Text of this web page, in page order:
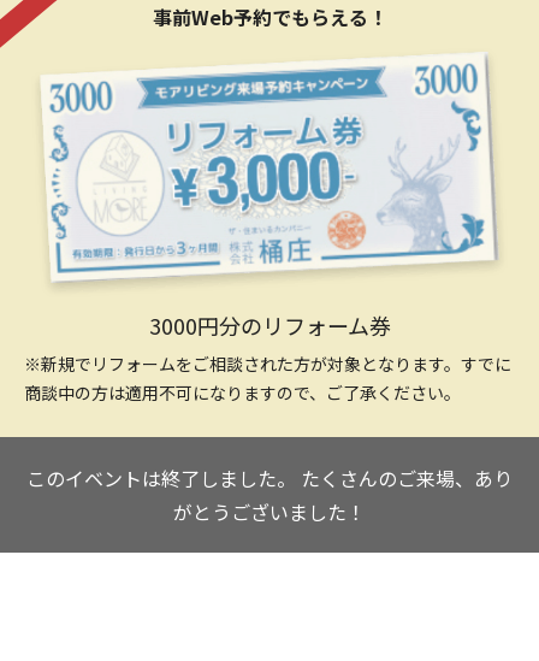
事前Web予約でもらえる！
3000円分のリフォーム券
※新規でリフォームをご相談された方が対象となります。すでに
商談中の方は適用不可になりますので、ご了承ください。
このイベントは終了しました。 たくさんのご来場、あり
がとうございました！